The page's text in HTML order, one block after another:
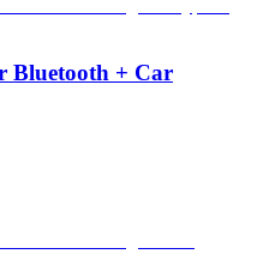
Bluetooth + Car